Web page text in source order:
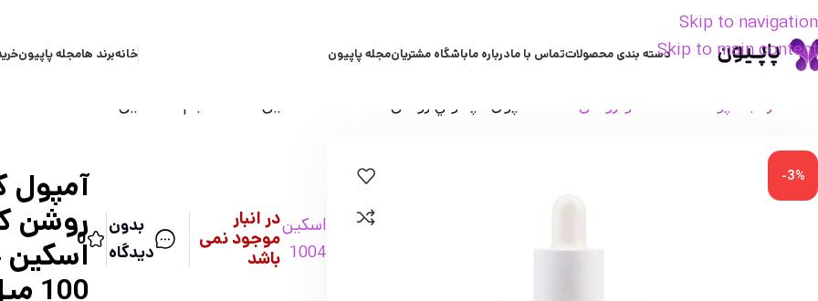
Skip to navigation
Skip to main contentدسته بندی محصولاتتماس با مادرباره ماباشگاه مشتریانمجله پاپیون خانهبرند هامجله پاپیون
مراقبت پوست ضدلک و روشن کننده آمپول كپسولي روشن كننده سنتلا اسكين 1004 حجم 100 ميل
-3%
اسکین
1004
در انبار
موجود نمی
باشد
بدون
دیدگاه
0
آمپول
روشن
100 ميل